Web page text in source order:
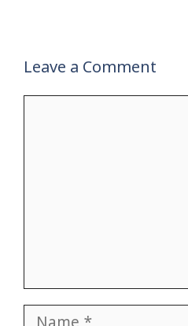
Leave a Comment
Name